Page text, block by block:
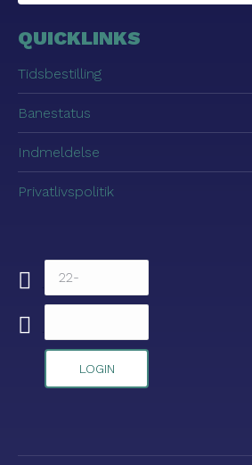
QUICKLINKS
Tidsbestilling
Banestatus
Indmeldelse
Privatlivspolitik